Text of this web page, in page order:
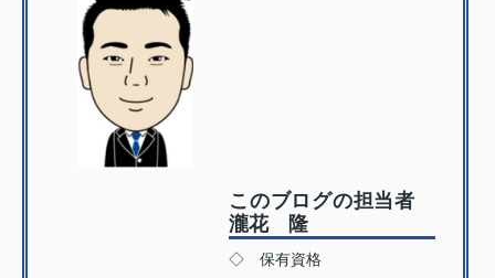
このブログの担当者
瀧花 隆
◇ 保有資格